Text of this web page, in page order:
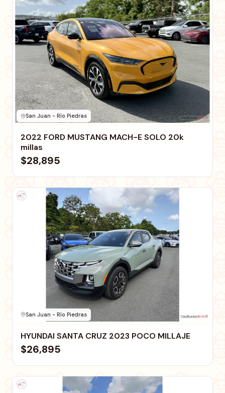
San Juan - Río Piedras
2022 FORD MUSTANG MACH-E SOLO 20k
millas
$28,895
San Juan - Río Piedras
HYUNDAI SANTA CRUZ 2023 POCO MILLAJE
$26,895